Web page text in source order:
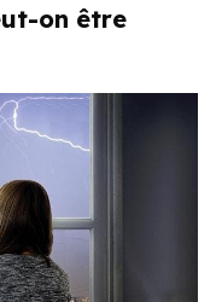
on être